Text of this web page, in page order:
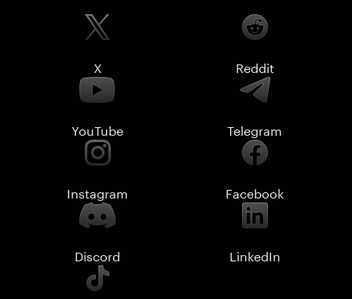
X Reddit
YouTube Telegram
Instagram Facebook
Discord LinkedIn